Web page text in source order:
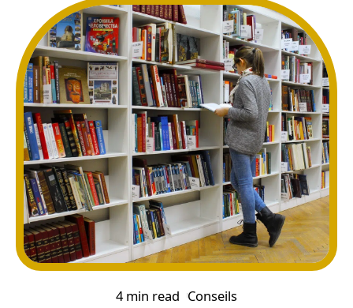
4 min read Conseils